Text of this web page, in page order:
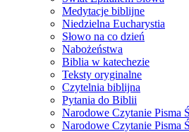
Medytacje biblijne
Niedzielna Eucharystia
Słowo na co dzień
Nabożeństwa
Biblia w katechezie
Teksty oryginalne
Czytelnia biblijna
Pytania do Biblii
Narodowe Czytanie Pisma
Narodowe Czytanie Pisma